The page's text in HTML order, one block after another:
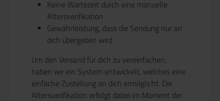
Keine Wartezeit durch eine manuelle
Altersverifikation
Gewährleistung, dass die Sendung nur an
dich übergeben wird
Um den Versand für dich zu vereinfachen,
haben wir ein System entwickelt, welches eine
einfache Zustellung an dich ermöglicht. Die
Altersverifikation erfolgt dabei im Moment der